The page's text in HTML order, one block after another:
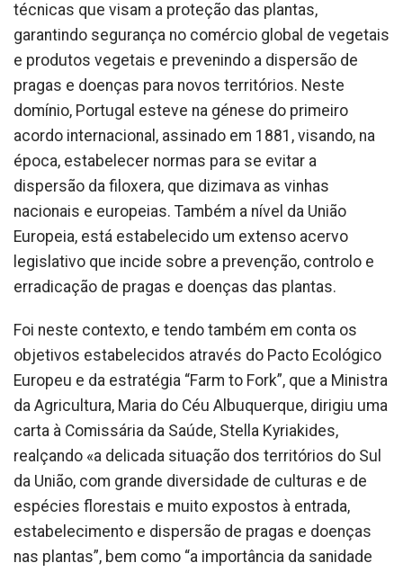
técnicas que visam a proteção das plantas,
garantindo segurança no comércio global de vegetais
e produtos vegetais e prevenindo a dispersão de
pragas e doenças para novos territórios. Neste
domínio, Portugal esteve na génese do primeiro
acordo internacional, assinado em 1881, visando, na
época, estabelecer normas para se evitar a
dispersão da filoxera, que dizimava as vinhas
nacionais e europeias. Também a nível da União
Europeia, está estabelecido um extenso acervo
legislativo que incide sobre a prevenção, controlo e
erradicação de pragas e doenças das plantas.
Foi neste contexto, e tendo também em conta os
objetivos estabelecidos através do Pacto Ecológico
Europeu e da estratégia “Farm to Fork”, que a Ministra
da Agricultura, Maria do Céu Albuquerque, dirigiu uma
carta à Comissária da Saúde, Stella Kyriakides,
realçando «a delicada situação dos territórios do Sul
da União, com grande diversidade de culturas e de
espécies florestais e muito expostos à entrada,
estabelecimento e dispersão de pragas e doenças
nas plantas”, bem como “a importância da sanidade